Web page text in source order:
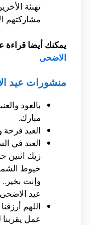
تهنئة
مشاركتهم
يمكنك أيضا قراءة
الاضحى
منشورات عيد
بالعود
مبارك.
العيد فرحة
العيد في
زيك اثنين
خيوط
وإنت
عيد الاضحى
اللهم
عمل